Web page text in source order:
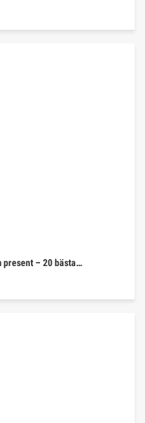
present – 20 bästa…